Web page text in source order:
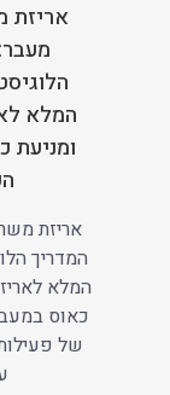
אריזת
המלא
ומניעת
אריזת
המדריך
המלא
כאוס
של